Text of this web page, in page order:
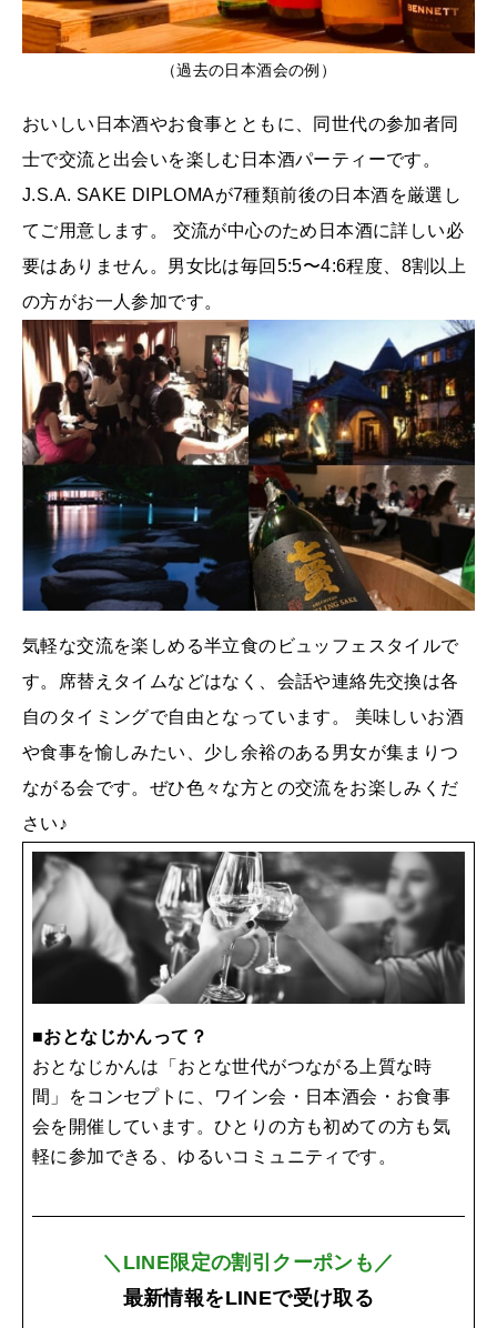
（過去の日本酒会の例）
おいしい日本酒やお食事とともに、同世代の参加者同
士で交流と出会いを楽しむ日本酒パーティーです。
J.S.A. SAKE DIPLOMAが7種類前後の日本酒を厳選し
てご用意します。 交流が中心のため日本酒に詳しい必
要はありません。男女比は毎回5:5〜4:6程度、8割以上
の方がお一人参加です。
気軽な交流を楽しめる半立食のビュッフェスタイルで
す。席替えタイムなどはなく、会話や連絡先交換は各
自のタイミングで自由となっています。 美味しいお酒
や食事を愉しみたい、少し余裕のある男女が集まりつ
ながる会です。ぜひ色々な方との交流をお楽しみくだ
さい♪
■おとなじかんって？
おとなじかんは「おとな世代がつながる上質な時
間」をコンセプトに、ワイン会・日本酒会・お食事
会を開催しています。ひとりの方も初めての方も気
軽に参加できる、ゆるいコミュニティです。
＼LINE限定の割引クーポンも／
最新情報をLINEで受け取る